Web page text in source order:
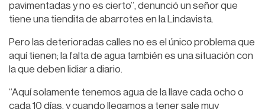
pavimentadas y no es cierto”, denunció un señor que
tiene una tiendita de abarrotes en la Lindavista.
Pero las deterioradas calles no es el único problema que
aquí tienen; la falta de agua también es una situación con
la que deben lidiar a diario.
“Aquí solamente tenemos agua de la llave cada ocho o
cada 10 días, y cuando llegamos a tener sale muy